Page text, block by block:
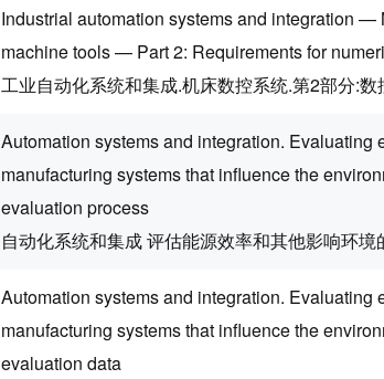
Industrial automation systems and integration —
machine tools — Part 2: Requirements for
工业自动化系统和集成.机床数控系统.第2部分:
Automation systems and integration. Evaluating
manufacturing systems that influence the
evaluation process
自动化系统和集成 评估能源效率和其他影响环境
Automation systems and integration. Evaluating
manufacturing systems that influence the
evaluation data